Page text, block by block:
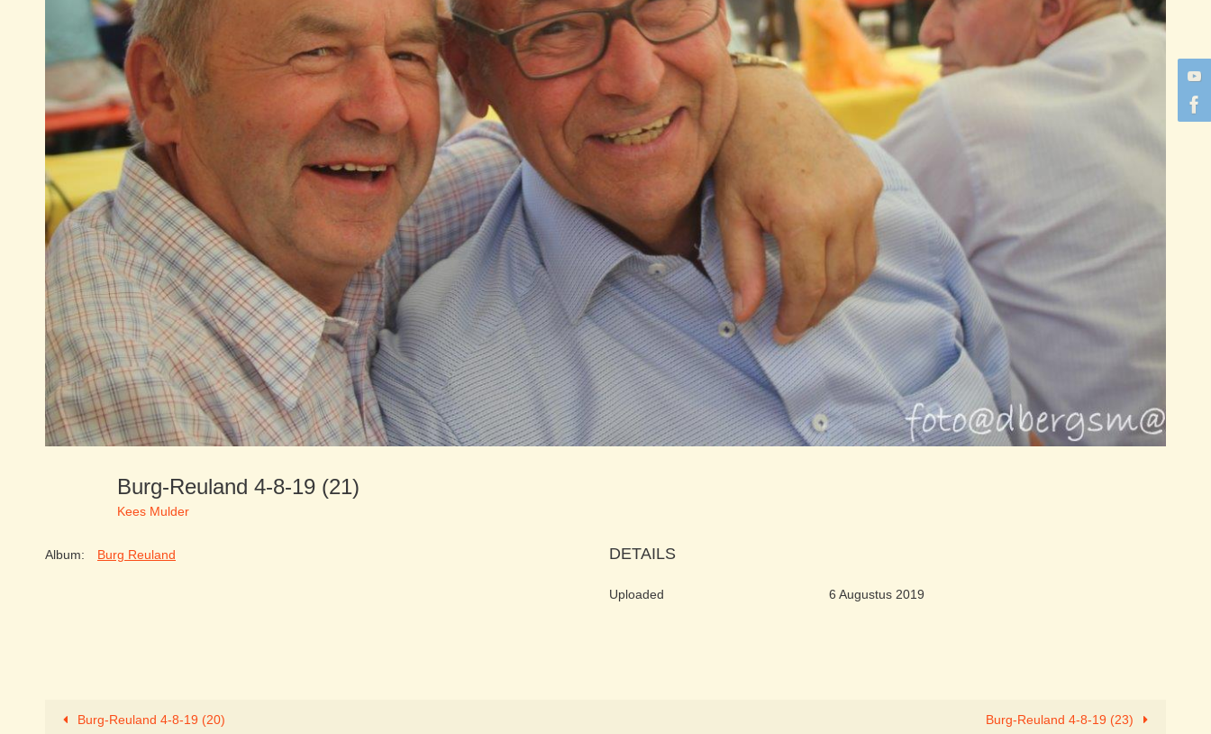
Burg-Reuland 4-8-19 (21)
Kees Mulder
Album: Burg Reuland DETAILS
Uploaded 6 Augustus 2019
Burg-Reuland 4-8-19 (20) Burg-Reuland 4-8-19 (23)